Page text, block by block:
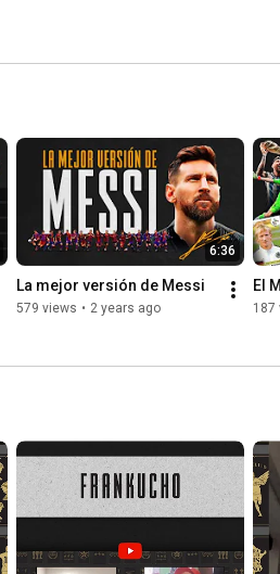
6:36
La mejor versión de Messi
579 views • 2 years ago
El
187